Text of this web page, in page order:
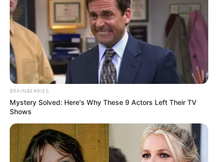
BRAINBERRIES
Mystery Solved: Here's Why These 9 Actors Left Their TV
Shows